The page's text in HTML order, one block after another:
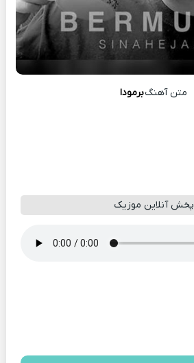
متن آهنگبرمودا
پخش آنلاین موزیک